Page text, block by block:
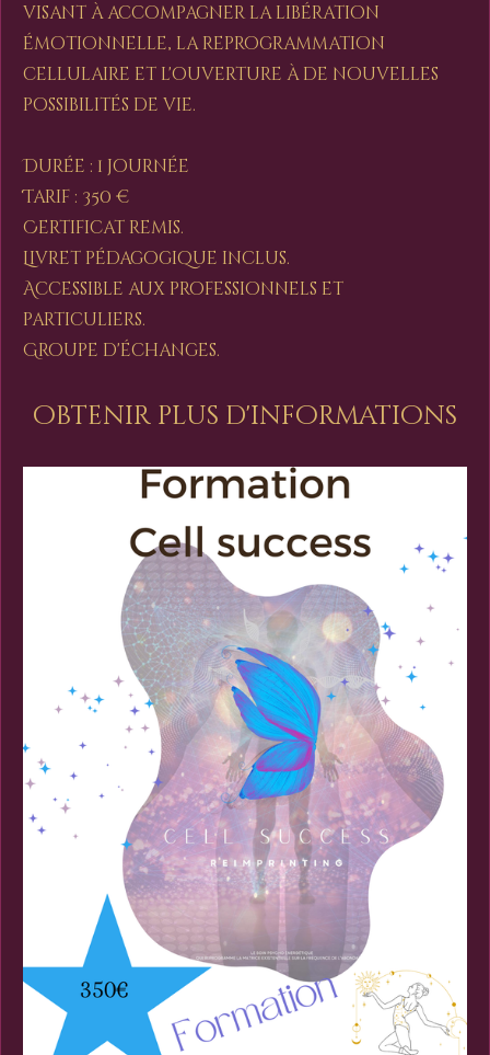
visant à accompagner la libération
émotionnelle, la reprogrammation
cellulaire et l'ouverture à de nouvelles
possibilités de vie.
Durée : 1 journée
Tarif : 350 €
Certificat remis.
Livret pédagogique inclus.
Accessible aux professionnels et
particuliers.
Groupe d'échanges.
obtenir plus d'informations